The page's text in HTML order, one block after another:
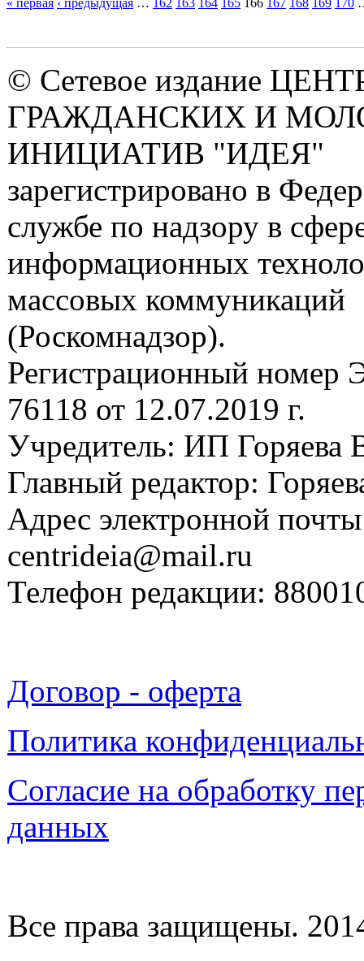
« первая ‹ предыдущая … 162 163 164 165 166 167 168 169 170
© Сетевое издание
ГРАЖДАНСКИХ И
ИНИЦИАТИВ "ИДЕЯ"
зарегистрировано в
службе по надзору в
информационных
массовых коммуникаций
(Роскомнадзор).
Регистрационный
76118 от 12.07.2019 г.
Учредитель: ИП Горяева
Главный редактор:
Адрес электронной
centrideia@mail.ru
Телефон редакции:
Договор - оферта
Политика
Согласие на обработку
данных
Все права защищены.